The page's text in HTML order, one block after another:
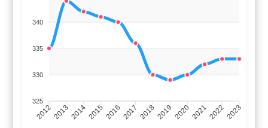
340
335
330
325
201220132014201520162017 20182019 2020202120222023